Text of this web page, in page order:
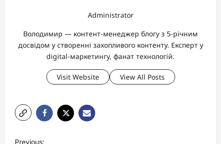
Administrator
Володимир — контент-менеджер блогу з 5-річним
досвідом у створенні захопливого контенту. Експерт у
digital-маркетингу, фанат технологій.
Visit Website View All Posts
PPrevious: